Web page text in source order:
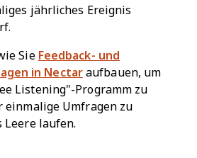
jährliches Ereignis
Sie Feedback- und
in Nectaraufbauen, um
Listening"-Programm zu
einmalige Umfragen zu
Leere laufen.